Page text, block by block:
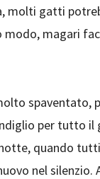
molti gatti
modo, magari
spaventato,
per tutto il
quando
nel silenzio.